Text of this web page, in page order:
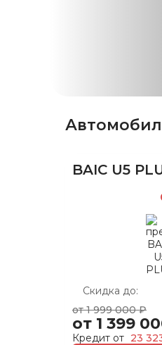
BAIC U5
Скидка до:
от 1 999 000 ₽
от 1 399
Кредит от 23